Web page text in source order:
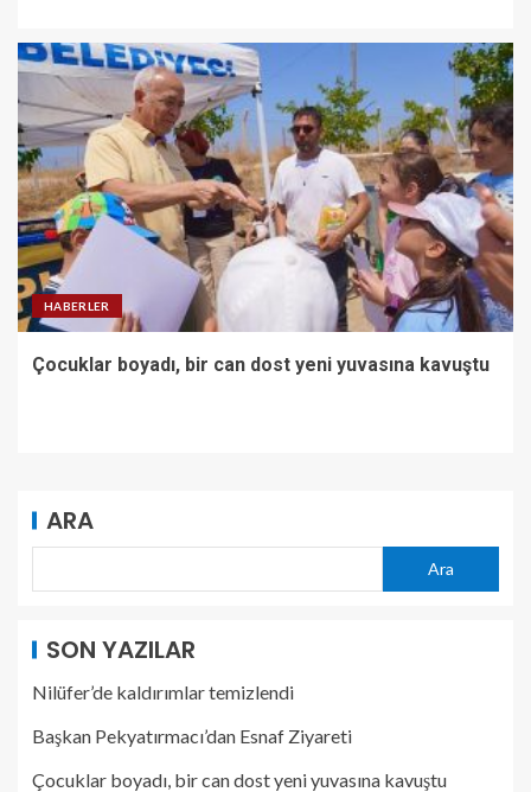
HABERLER
Çocuklar boyadı, bir can dost yeni yuvasına kavuştu
ARA
Ara
SON YAZILAR
Nilüfer’de kaldırımlar temizlendi
Başkan Pekyatırmacı’dan Esnaf Ziyareti
Çocuklar boyadı, bir can dost yeni yuvasına kavuştu